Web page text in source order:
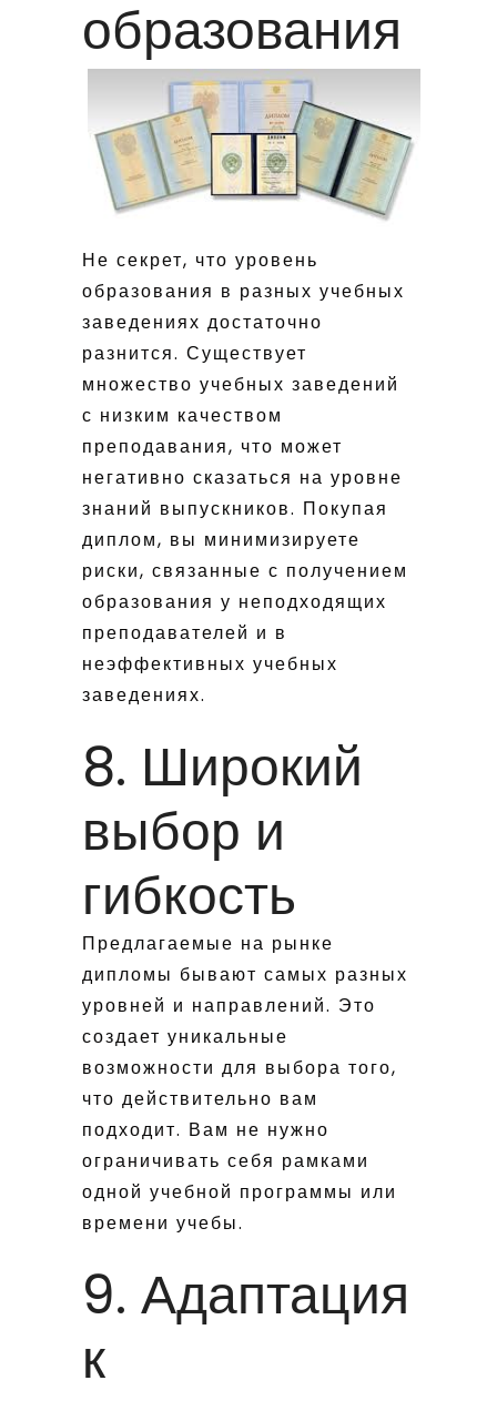
образования
Не секрет, что уровень
образования в разных учебных
заведениях достаточно
разнится. Существует
множество учебных заведений
с низким качеством
преподавания, что может
негативно сказаться на уровне
знаний выпускников. Покупая
диплом, вы минимизируете
риски, связанные с получением
образования у неподходящих
преподавателей и в
неэффективных учебных
заведениях.
8. Широкий
выбор и
гибкость
Предлагаемые на рынке
дипломы бывают самых разных
уровней и направлений. Это
создает уникальные
возможности для выбора того,
что действительно вам
подходит. Вам не нужно
ограничивать себя рамками
одной учебной программы или
времени учебы.
9. Адаптация
к